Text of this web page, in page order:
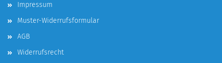
Impressum
Muster-Widerrufsformular
AGB
Widerrufsrecht